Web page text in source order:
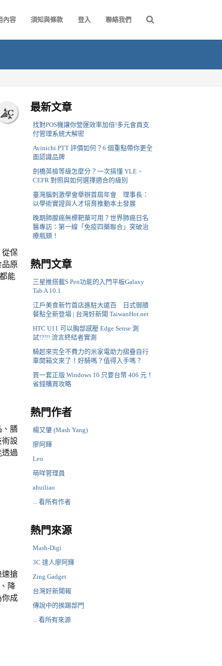
內容 須知與條款 登入 聯絡我們
從保
原
能
、膳
設
過
搶
降
你成
最新文章
找對POS機讓你營運效率加倍!多元會員支
付管理系統大解密
Avinichi PTT 評價如何？6 個重點帶你更全
面認識品牌
劍橋英檢等級怎麼分？一次搞懂 YLE、
CEFR 對照與如何選擇適合的級別
臺灣腦刺激學會舉辦首屆年會 理事長：
以學術實證與人才培育推動本土發展
晚期肺腺癌無標靶藥可用？世界肺癌日名
醫專訪：第一線「免疫四藥聯合」突破治
療瓶頸！
熱門文章
三星推搭載S Pen功能的入門平板Galaxy
Tab A 10.1
江戶美食新竹首店進駐大遠百 日式御膳
餐點全新登場 | 台灣好新聞 TaiwanHot.net
HTC U11 可以胸部感壓 Edge Sense 測
試!?!!! 流言終結者實測
騎起來完全不費力的米家電助力摺疊自行
車開箱文來了！好騎嗎？值得入手嗎？
買一套正版 Windows 10 只要台幣 406 元！
省錢購買攻略
熱門作者
楊又肇 (Mash Yang)
廖阿輝
Leo
萌咩管理員
ahuiliao
... 看所有作者
熱門來源
Mash-Digi
3C 達人廖阿輝
Zing Gadget
台灣好新聞報
傳說中的挨踢部門
... 看所有來源